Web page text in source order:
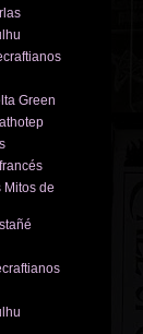
Green
Mitos de